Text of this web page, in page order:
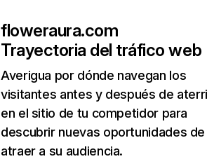
floweraura.com
Trayectoria del tráfico web
Averigua por dónde navegan los
visitantes antes y después de
en el sitio de tu competidor para
descubrir nuevas oportunidades de
atraer a su audiencia.